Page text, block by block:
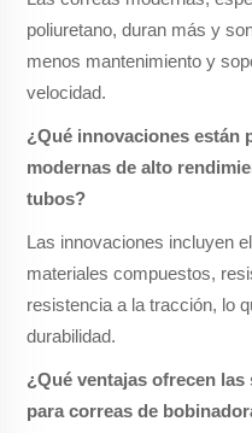
poliuretano, duran más y
menos mantenimiento y
velocidad.
¿Qué innovaciones están
modernas de alto
tubos?
Las innovaciones incluyen
materiales compuestos,
resistencia a la tracción, lo
durabilidad.
¿Qué ventajas ofrecen
para correas de